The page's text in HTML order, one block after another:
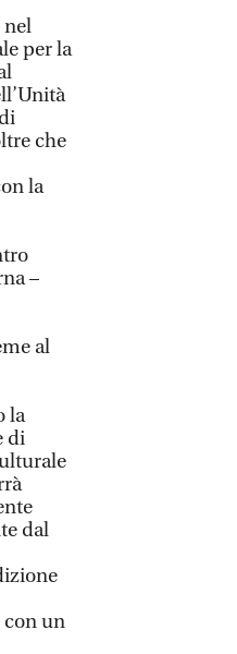
nel
per la
che
la
–
al
la
di
dal
con un